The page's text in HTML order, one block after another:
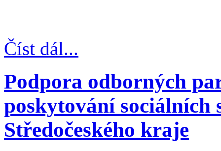
Číst dál...
Podpora odborných
poskytování sociálních
Středočeského kraje